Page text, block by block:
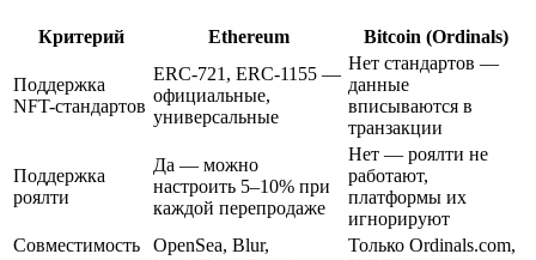
Критерий Ethereum Bitcoin (Ordinals)
Поддержка
NFT-стандартов
ERC-721, ERC-1155 —
официальные,
универсальные
Нет стандартов —
данные
вписываются в
транзакции
Поддержка
роялти
Да — можно
настроить 5–10% при
каждой перепродаже
Нет — роялти не
работают,
платформы их
игнорируют
Совместимость
OpenSea, Blur,
Только Ordinals.com,